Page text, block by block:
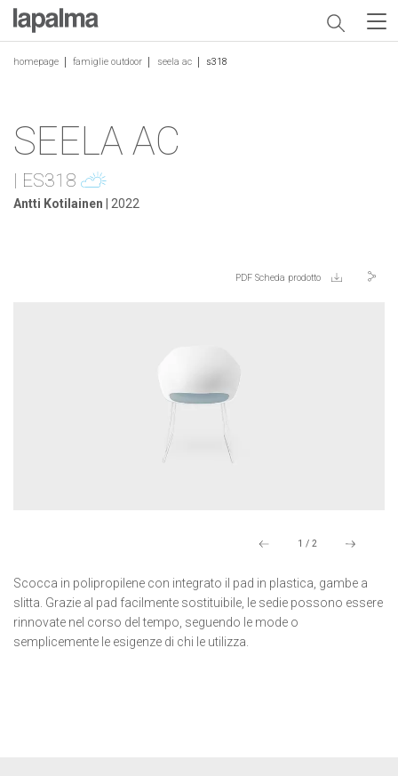
homepage famiglie outdoor seela ac s318
SEELA AC
| ES318
Antti Kotilainen | 2022
PDF Scheda prodotto
1 / 2
Scocca in polipropilene con integrato il pad in plastica, gambe a
slitta. Grazie al pad facilmente sostituibile, le sedie possono essere
rinnovate nel corso del tempo, seguendo le mode o
semplicemente le esigenze di chi le utilizza.